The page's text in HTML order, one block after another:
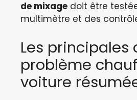
de mixage doit être
multimètre et des
Les principales
problème
voiture